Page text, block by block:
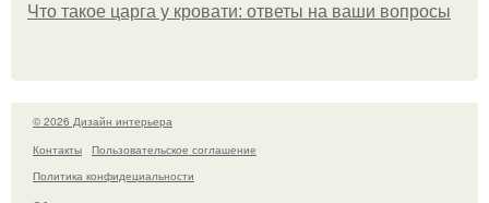
Что такое царга у кровати: ответы на ваши вопросы
© 2026 Дизайн интерьера
Контакты
Пользовательское соглашение
Политика конфидециальности